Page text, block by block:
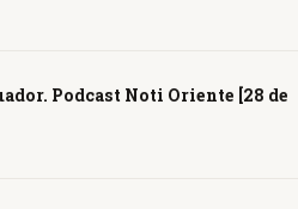
Podcast Noti Oriente [28 de